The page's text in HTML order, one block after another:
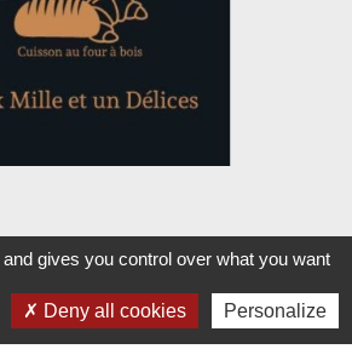
gives you control over what you want
Deny all cookies Personalize